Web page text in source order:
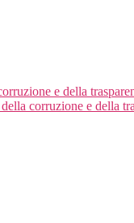
e della
corruzione e della